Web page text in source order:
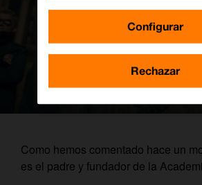
Como hemos comentado hace un
es el padre y fundador de la
Configurar
Rechazar